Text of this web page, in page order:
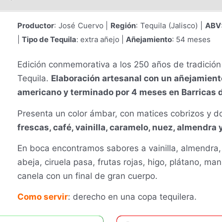
Productor: José Cuervo | Región: Tequila (Jalisco) | ABV
Tipo de Tequila: extra añejo | Añejamiento: 54 meses
Edición conmemorativa a los 250 años de
Tequila. Elaboración artesanal con un
americano y terminado por 4 meses en Barricas
Presenta un color ámbar, con matices cobrizos y
frescas, café, vainilla, caramelo, nuez, almendra
En boca encontramos sabores a vainilla,
abeja, ciruela pasa, frutas rojas, higo, plátano,
canela con un final de gran cuerpo.
Como servir: derecho en una copa tequilera.